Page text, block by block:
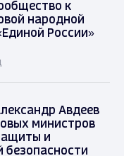
к
народной
России»
Авдеев
министров
и
безопасности